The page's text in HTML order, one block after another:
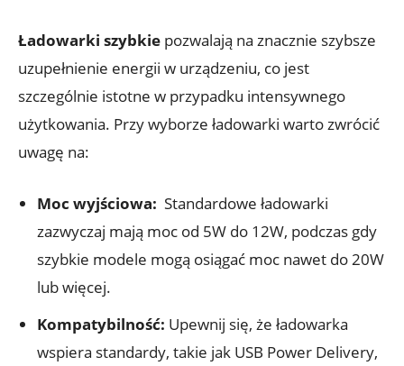
Ładowarki szybkie pozwalają na znacznie szybsze‍
uzupełnienie energii⁣ w‌ urządzeniu, co jest
szczególnie istotne w ‍przypadku intensywnego
użytkowania. Przy wyborze ładowarki warto zwrócić⁣
uwagę na:
Moc wyjściowa: ​ Standardowe ładowarki
zazwyczaj mają moc od ⁢5W ‍do 12W, podczas gdy⁢
szybkie modele ⁤mogą ⁤osiągać moc nawet do 20W
lub ⁤więcej.
Kompatybilność: Upewnij się, ‌że ładowarka
wspiera standardy, takie ⁢jak USB Power Delivery,